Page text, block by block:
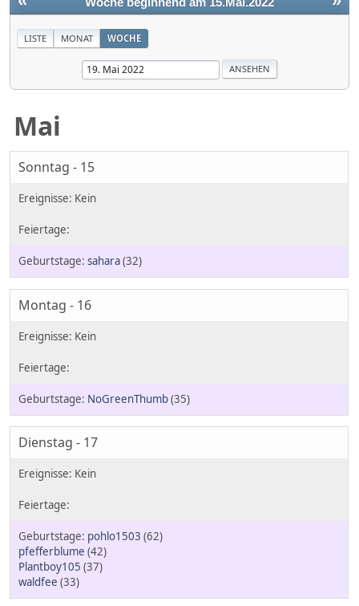
LISTE MONAT WOCHE
Mai
Sonntag - 15
sahara(32)
Montag - 16
NoGreenThumb(35)
Dienstag - 17
pohlo1503 (62)
pfefferblume (42)
Plantboy105 (37)
waldfee (33)